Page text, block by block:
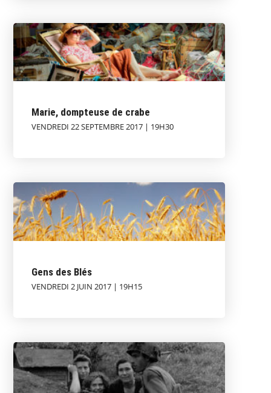
Marie, dompteuse de crabe
VENDREDI 22 SEPTEMBRE 2017 | 19H30
Gens des Blés
VENDREDI 2 JUIN 2017 | 19H15